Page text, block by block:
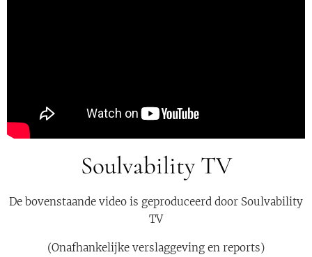
Soulvability TV
De bovenstaande video is geproduceerd door Soulvability
TV
(Onafhankelijke verslaggeving en reports)